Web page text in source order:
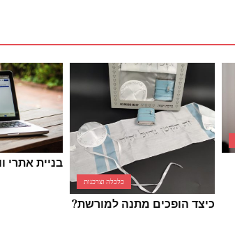
בניית אתרי
כלכלה וצרכנות
כיצד הופכים מתנה למורשת?